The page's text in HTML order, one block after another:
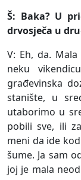
Š: Baka? U
drvosječa u
V: Eh, da.
neku
građevinska
stanište, u
utaborimo u
pobili sve, ili
meni da ide
šume. Ja sam
joj je mala